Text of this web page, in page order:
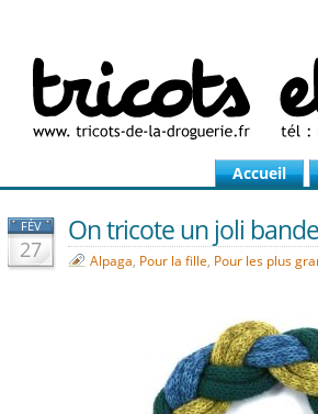
Accueil
FÉV
27
On tricote un joli
Alpaga, Pour la fille, Pour les plus